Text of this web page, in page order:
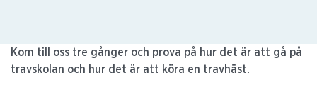
Kom till oss tre gånger och prova på hur det är att gå på
travskolan och hur det är att köra en travhäst.